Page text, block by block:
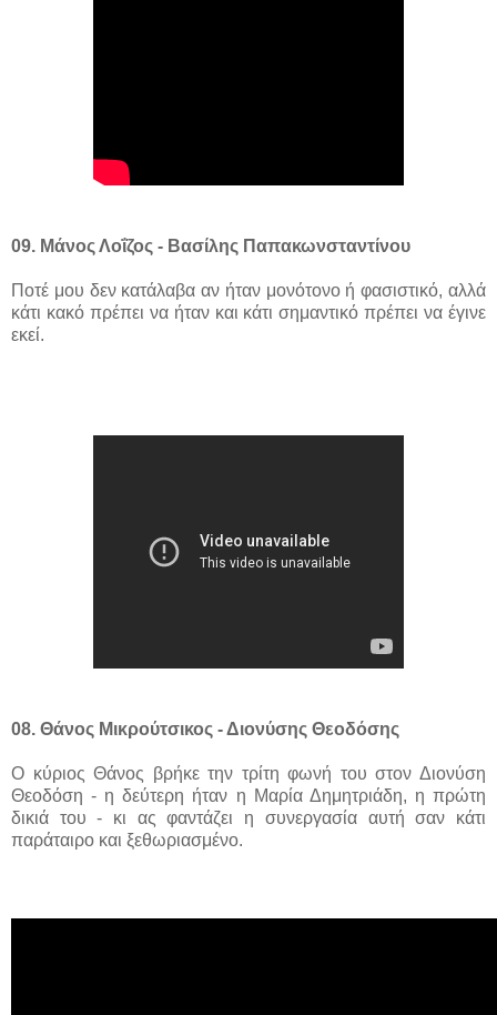
09. Μάνος Λοΐζος - Βασίλης Παπακωνσταντίνου
Ποτέ μου δεν κατάλαβα αν ήταν μονότονο ή φασιστικό, αλλά
κάτι κακό πρέπει να ήταν και κάτι σημαντικό πρέπει να έγινε
εκεί.
08. Θάνος Μικρούτσικος - Διονύσης Θεοδόσης
Ο κύριος Θάνος βρήκε την τρίτη φωνή του στον Διονύση
Θεοδόση - η δεύτερη ήταν η Μαρία Δημητριάδη, η πρώτη
δικιά του - κι ας φαντάζει η συνεργασία αυτή σαν κάτι
παράταιρο και ξεθωριασμένο.